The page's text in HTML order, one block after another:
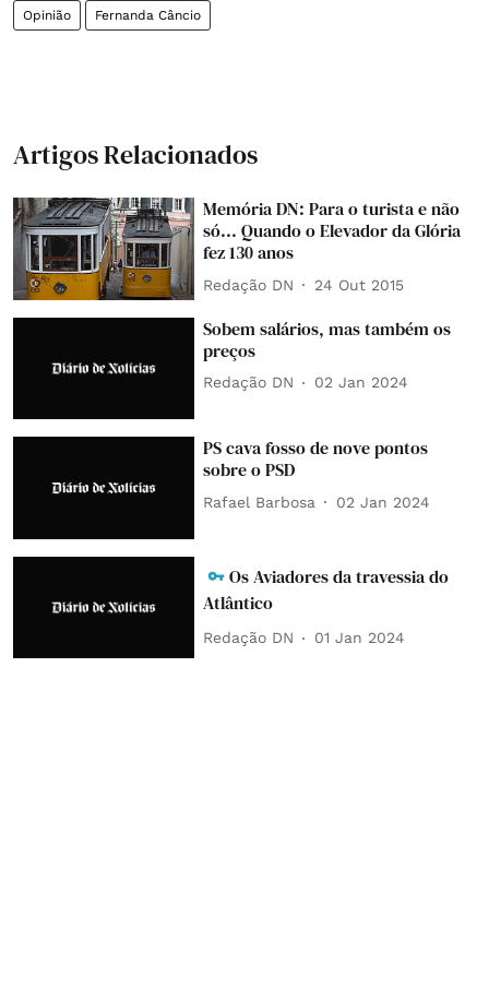
Opinião Fernanda Câncio
Artigos Relacionados
Memória DN: Para o turista e não
só... Quando o Elevador da Glória
fez 130 anos
Redação DN 24 Out 2015
Sobem salários, mas também os
preços
Redação DN 02 Jan 2024
PS cava fosso de nove pontos
sobre o PSD
Rafael Barbosa 02 Jan 2024
Os Aviadores da travessia do
Atlântico
Redação DN 01 Jan 2024